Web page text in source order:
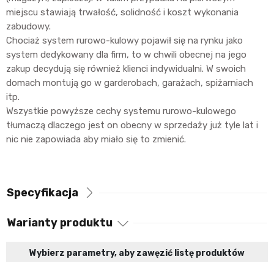
miejscu stawiają trwałość, solidność i koszt wykonania
zabudowy.
Chociaż system rurowo-kulowy pojawił się na rynku jako
system dedykowany dla firm, to w chwili obecnej na jego
zakup decydują się również klienci indywidualni. W swoich
domach montują go w garderobach, garażach, spiżarniach
itp.
Wszystkie powyższe cechy systemu rurowo-kulowego
tłumaczą dlaczego jest on obecny w sprzedaży już tyle lat i
nic nie zapowiada aby miało się to zmienić.
Specyfikacja
Warianty produktu
Wybierz parametry, aby zawęzić listę produktów